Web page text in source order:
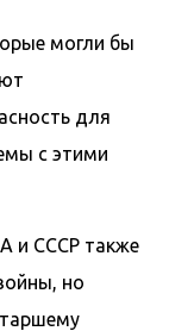
могли бы
для
с этими
и СССР также
но